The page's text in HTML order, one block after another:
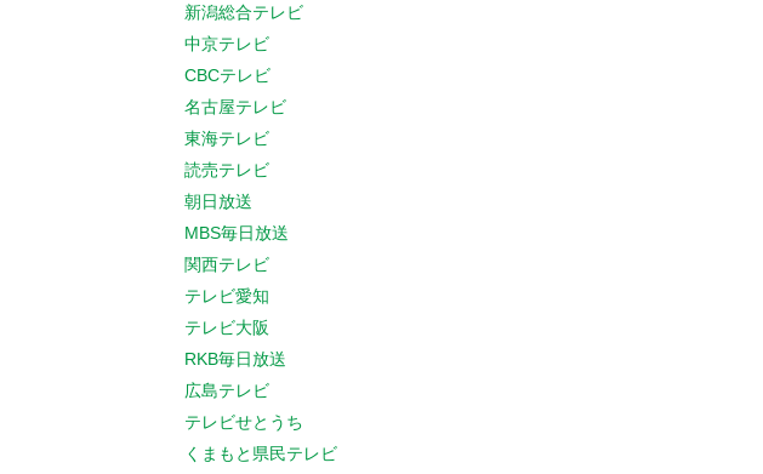
新潟総合テレビ
中京テレビ
CBCテレビ
名古屋テレビ
東海テレビ
読売テレビ
朝日放送
MBS毎日放送
関西テレビ
テレビ愛知
テレビ大阪
RKB毎日放送
広島テレビ
テレビせとうち
くまもと県民テレビ